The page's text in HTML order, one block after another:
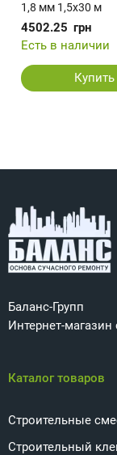
1,8 мм 1,5х30 м
4502.25 грн
Есть в наличии
Купить
Баланс-Групп
Интернет-
Каталог товаров
Строительные
Строительный